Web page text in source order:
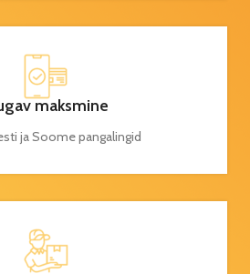
maksmine
ja Soome pangalingid